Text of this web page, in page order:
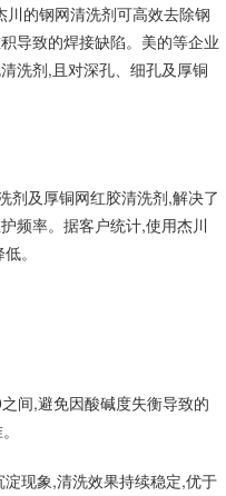
的钢网清洗剂可高效去除钢
导致的焊接缺陷。美的等企业
洗剂,且对深孔、细孔及厚铜
剂及厚铜网红胶清洗剂,解决了
频率。据客户统计,使用杰川
。
间,避免因酸碱度失衡导致的
现象,清洗效果持续稳定,优于